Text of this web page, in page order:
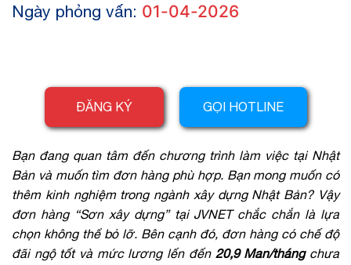
Ngày phỏng vấn: 01-04-2026
ĐĂNG KÝ GỌI HOTLINE
Bạn đang quan tâm đến chương trình làm việc tại Nhật
Bản và muốn tìm đơn hàng phù hợp. Bạn mong muốn có
thêm kinh nghiệm trong ngành xây dựng Nhật Bản? Vậy
đơn hàng “Sơn xây dựng” tại JVNET chắc chắn là lựa
chọn không thể bỏ lỡ. Bên cạnh đó, đơn hàng có chế độ
đãi ngộ tốt và mức lương lến đến 20,9 Man/thángchưa